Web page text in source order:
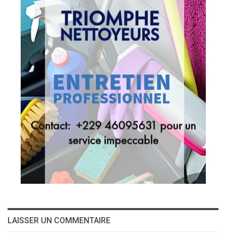
LAISSER UN COMMENTAIRE